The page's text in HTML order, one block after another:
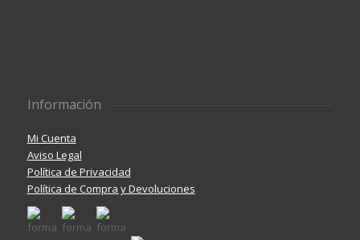
Información
Mi Cuenta
Aviso Legal
Política de Privacidad
Política de Compra y Devoluciones